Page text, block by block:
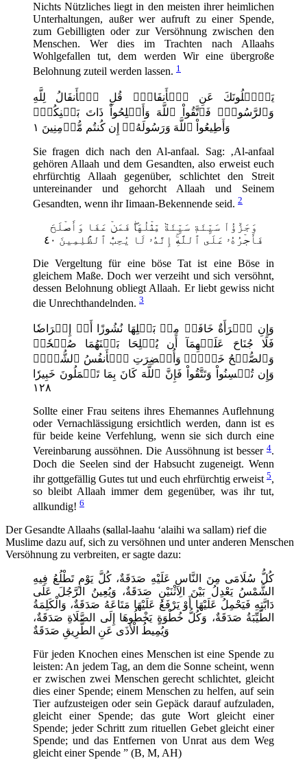
Nichts Nützliches liegt in den meisten ihrer heimlichen
Unterhaltungen, außer wer aufruft zu einer Spende,
zum Gebilligten oder zur Versöhnung zwischen den
Menschen. Wer dies im Trachten nach Allaahs
Wohlgefallen tut, dem werden Wir eine übergroße
Belohnung zuteil werden lassen. 1
يَسۡ‍َٔلُونَكَ عَنِ ٱلۡأَنفَالِۖ قُلِ ٱلۡأَنفَالُ لِلَّهِ
وَٱلرَّسُولِۖ فَٱتَّقُواْ ٱللَّهَ وَأَصۡلِحُواْ ذَاتَ بَيۡنِكُمۡۖ
وَأَطِيعُواْ ٱللَّهَ وَرَسُولَهُۥٓ إِن كُنتُم مُّؤۡمِنِينَ ١
Sie fragen dich nach den Al-anfaal. Sag: ‚Al-anfaal
gehören Allaah und dem Gesandten, also erweist euch
ehrfürchtig Allaah gegenüber, schlichtet den Streit
untereinander und gehorcht Allaah und Seinem
Gesandten, wenn ihr Iimaan-Bekennende seid. 2
وَجَزَٰٓؤُاْ سَيِّئَةٖ سَيِّئَةٞ مِّثۡلُهَاۖ فَمَنۡ عَفَا وَأَصۡلَحَ
فَأَجۡرُهُۥ عَلَى ٱللَّهِۚ إِنَّهُۥ لَا يُحِبُّ ٱلظَّٰلِمِينَ ٤٠
Die Vergeltung für eine böse Tat ist eine Böse in
gleichem Maße. Doch wer verzeiht und sich versöhnt,
dessen Belohnung obliegt Allaah. Er liebt gewiss nicht
die Unrechthandelnden. 3
وَإِنِ ٱمۡرَأَةٌ خَافَتۡ مِنۢ بَعۡلِهَا نُشُوزًا أَوۡ إِعۡرَاضٗا
فَلَا جُنَاحَ عَلَيۡهِمَآ أَن يُصۡلِحَا بَيۡنَهُمَا صُلۡحٗاۚ
وَٱلصُّلۡحُ خَيۡرٞۗ وَأُحۡضِرَتِ ٱلۡأَنفُسُ ٱلشُّحَّۚ
وَإِن تُحۡسِنُواْ وَتَتَّقُواْ فَإِنَّ ٱللَّهَ كَانَ بِمَا تَعۡمَلُونَ خَبِيرٗا
١٢٨
Sollte einer Frau seitens ihres Ehemannes Auflehnung
oder Vernachlässigung ersichtlich werden, dann ist es
für beide keine Verfehlung, wenn sie sich durch eine
Vereinbarung aussöhnen. Die Aussöhnung ist besser 4.
Doch die Seelen sind der Habsucht zugeneigt. Wenn
ihr gottgefällig Gutes tut und euch ehrfürchtig erweist 5,
so bleibt Allaah immer dem gegenüber, was ihr tut,
allkundig! 6
Der Gesandte Allaahs (sallal-laahu ‘alaihi wa sallam) rief die
Muslime dazu auf, sich zu versöhnen und unter anderen Menschen
Versöhnung zu verbreiten, er sagte dazu:
كُلُّ سُلَامَى مِنَ النَّاسِ عَلَيْهِ صَدَقَةٌ، كُلَّ يَوْمٍ تَطْلُعُ فِيهِ
الشَّمْسُ يَعْدِلُ بَيْنَ الِاثْنَيْنِ صَدَقَةٌ، وَيُعِينُ الرَّجُلَ عَلَى
دَابَّتِهِ فَيَحْمِلُ عَلَيْهَا أَوْ يَرْفَعُ عَلَيْهَا مَتَاعَهُ صَدَقَةٌ، وَالْكَلِمَةُ
الطَّيِّبَةُ صَدَقَةٌ، وَكُلُّ خُطْوَةٍ يَخْطُوهَا إِلَى الصَّلَاةِ صَدَقَةٌ،
وَيُمِيطُ الْأَذَى عَنِ الطَّرِيقِ صَدَقَةٌ
Für jeden Knochen eines Menschen ist eine Spende zu
leisten: An jedem Tag, an dem die Sonne scheint, wenn
er zwischen zwei Menschen gerecht schlichtet, gleicht
dies einer Spende; einem Menschen zu helfen, auf sein
Tier aufzusteigen oder sein Gepäck darauf aufzuladen,
gleicht einer Spende; das gute Wort gleicht einer
Spende; jeder Schritt zum rituellen Gebet gleicht einer
Spende; und das Entfernen von Unrat aus dem Weg
gleicht einer Spende ” (B, M, AH)